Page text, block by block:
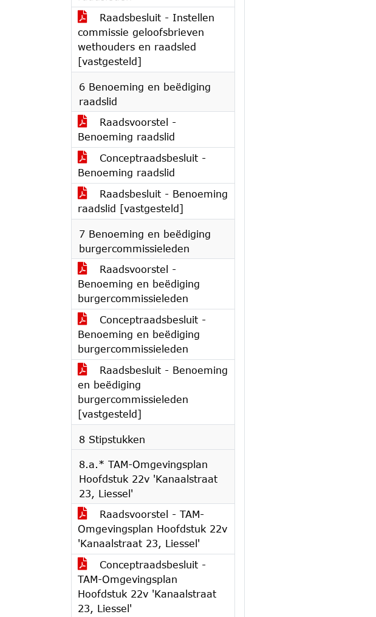
Raadsbesluit - Instellen
commissie geloofsbrieven
wethouders en raadsled
[vastgesteld]
6 Benoeming en beëdiging
raadslid
Raadsvoorstel -
Benoeming raadslid
Conceptraadsbesluit -
Benoeming raadslid
Raadsbesluit - Benoeming
raadslid [vastgesteld]
7 Benoeming en beëdiging
burgercommissieleden
Raadsvoorstel -
Benoeming en beëdiging
burgercommissieleden
Conceptraadsbesluit -
Benoeming en beëdiging
burgercommissieleden
Raadsbesluit - Benoeming
en beëdiging
burgercommissieleden
[vastgesteld]
8 Stipstukken
8.a.* TAM-Omgevingsplan
Hoofdstuk 22v 'Kanaalstraat
23, Liessel'
Raadsvoorstel - TAM-
Omgevingsplan Hoofdstuk 22v
'Kanaalstraat 23, Liessel'
Conceptraadsbesluit -
TAM-Omgevingsplan
Hoofdstuk 22v 'Kanaalstraat
23, Liessel'